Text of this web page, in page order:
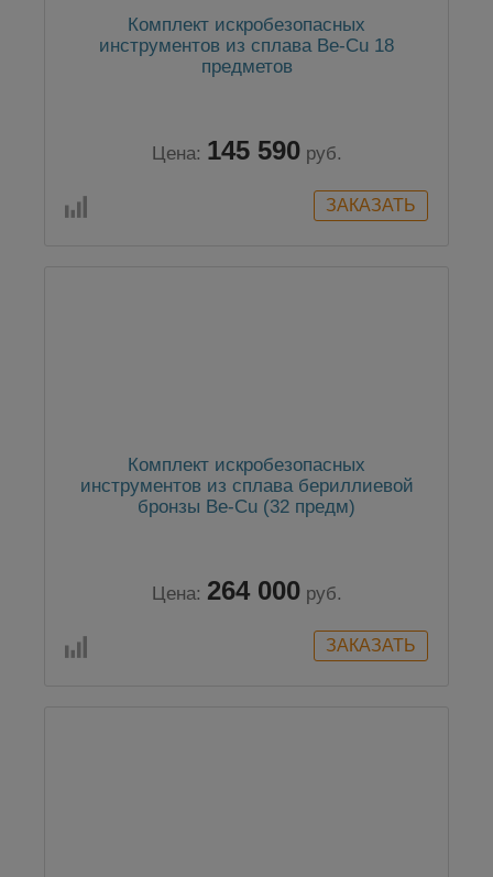
Комплект искробезопасных
инструментов из сплава Be-Cu 18
предметов
Цена: 145 590 руб.
Комплект искробезопасных
инструментов из сплава бериллиевой
бронзы Be-Cu (32 предм)
Цена: 264 000 руб.